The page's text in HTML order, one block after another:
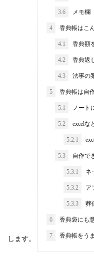
します。
3.6 メモ欄
4 香典帳はこ
4.1 香典額
4.2 香典返
4.3 法事の
5 香典帳は自
5.1 ノート
5.2 excelな
5.2.1
5.3 自作で
5.3.1 ネ
5.3.2 ア
5.3.3 葬
6 香典袋にも
7 香典帳をう